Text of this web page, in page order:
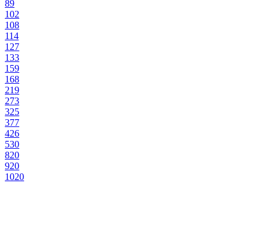
89
102
108
114
127
133
159
168
219
273
325
377
426
530
820
920
1020